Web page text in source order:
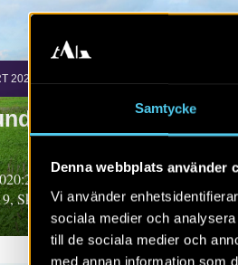
Samtycke
Denna webbplats använder
Vi använder
sociala medier och
till de sociala medier och
med annan information som
2020:25
1:275 och
Arkeologisk utredning steg 1
Skåne. Nina Trulsson